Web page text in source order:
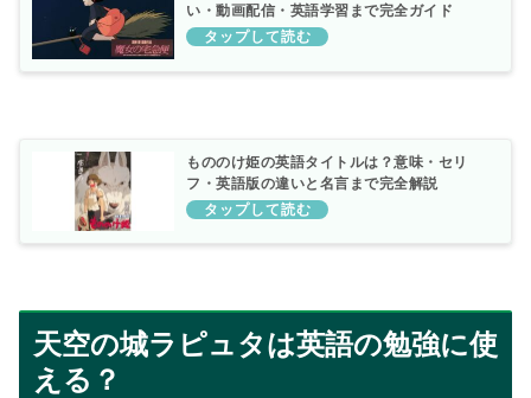
い・動画配信・英語学習まで完全ガイド
もののけ姫の英語タイトルは？意味・セリ
フ・英語版の違いと名言まで完全解説
天空の城ラピュタは英語の勉強に使
える？